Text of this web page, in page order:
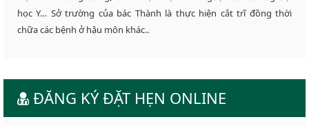
học Y… Sở trường của bác Thành là thực hiện cắt trĩ đồng thời
chữa các bệnh ở hậu môn khác..
ĐĂNG KÝ ĐẶT HẸN ONLINE